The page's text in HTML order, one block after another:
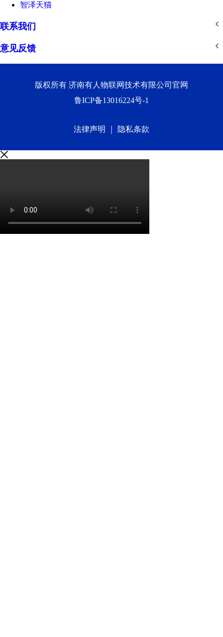
智泽天猫
联系我们
意见反馈
版权所有 济南有人物联网技术有限公司官网
鲁ICP备13016224号-1
法律声明 隐私条款